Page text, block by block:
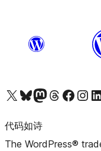
关注我们的 X（原 Twitter）账号访问我们的 Bluesky 账号关注我们的 Mastodon 账号访问我们的 Threads 账号 访问我们的 Facebook 公共主页关注我们的 Instagram 账号 关注我们的
代码如诗
The WordPress®